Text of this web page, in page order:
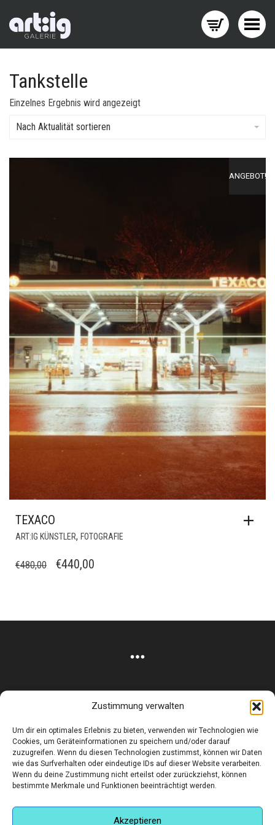
Zustimmung verwalten
Um dir ein optimales Erlebnis zu bieten, verwenden wir Technologien wie
Cookies, um Geräteinformationen zu speichern und/oder darauf
zuzugreifen. Wenn du diesen Technologien zustimmst, können wir Daten
wie das Surfverhalten oder eindeutige IDs auf dieser Website verarbeiten.
Wenn du deine Zustimmung nicht erteilst oder zurückziehst, können
bestimmte Merkmale und Funktionen beeinträchtigt werden.
Akzeptieren
Menü wechseln
Tankstelle
Einzelnes Ergebnis wird angezeigt
Nach Aktualität sortieren
ANGEBOT!
TEXACO
ART:IG KÜNSTLER, FOTOGRAFIE
€480,00
URSPRÜNGLICHER
€440,00
Corneliusstr. 19, München, 80469, Germany
Telefon: +49 (0)89 552 985 72
Öffnungszeiten: Di. - FR. 11.00 –19.30 UHR · SA. 11.00 –18.00
UHR
Impressum
Datenschutz AGB
Hilfe & Kontakt
Finden Sie eine Unterkunft in München